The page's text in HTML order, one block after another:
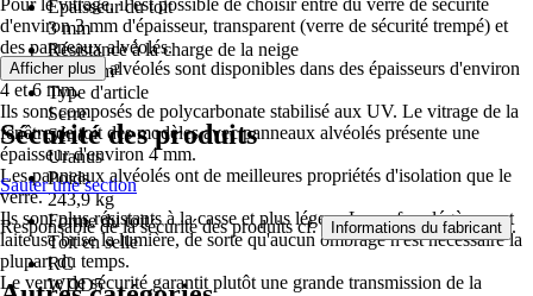
Épaisseur du toit
3 mm
Résistance à la charge de la neige
25 kN/m²
Type d'article
Serre
Série
Uranus
Poids
243,9 kg
Forme du toit
Toit en selle
RC
WDD5
Pour le vitrage, il est possible de choisir entre du verre de sécurité
d'environ 3 mm d'épaisseur, transparent (verre de sécurité trempé) et
des panneaux alvéolés.
Les panneaux alvéolés sont disponibles dans des épaisseurs d'environ
4 et 6 mm.
Ils sont composés de polycarbonate stabilisé aux UV. Le vitrage de la
fenêtre de toit des modèles avec panneaux alvéolés présente une
épaisseur d'environ 4 mm.
Les panneaux alvéolés ont de meilleures propriétés d'isolation que le
verre.
Ils sont plus résistants à la casse et plus légers. La surface légèrement
laiteuse brise la lumière, de sorte qu'aucun ombrage n'est nécessaire la
plupart du temps.
Le verre de sécurité garantit plutôt une grande transmission de la
Afficher plus
Sécurité des produits
Sauter une section
Responsable de la sécurité des produits cf. Informations du fabricant .